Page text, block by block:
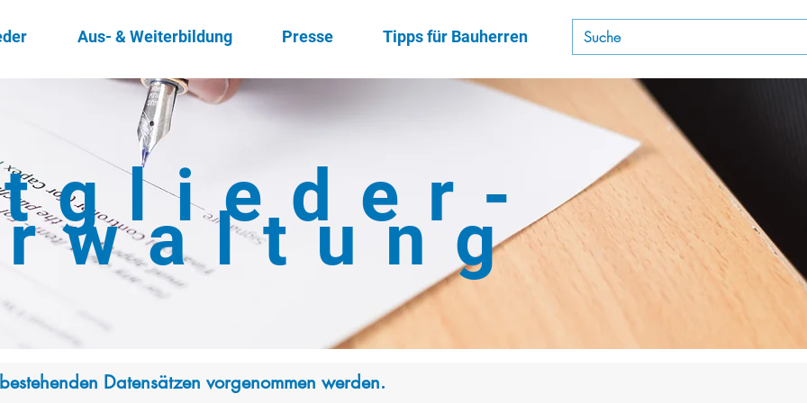
Aus- & Weiterbildung Presse Tipps für Bauherren
Datensätzen vorgenommen werden.